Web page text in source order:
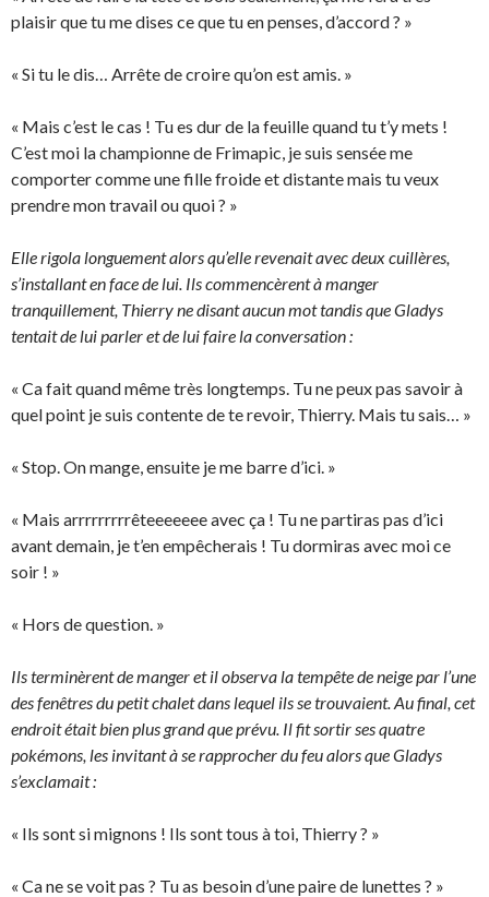
plaisir que tu me dises ce que tu en penses, d’accord ? »
« Si tu le dis… Arrête de croire qu’on est amis. »
« Mais c’est le cas ! Tu es dur de la feuille quand tu t’y mets !
C’est moi la championne de Frimapic, je suis sensée me
comporter comme une fille froide et distante mais tu veux
prendre mon travail ou quoi ? »
Elle rigola longuement alors qu’elle revenait avec deux cuillères,
s’installant en face de lui. Ils commencèrent à manger
tranquillement, Thierry ne disant aucun mot tandis que Gladys
tentait de lui parler et de lui faire la conversation :
« Ca fait quand même très longtemps. Tu ne peux pas savoir à
quel point je suis contente de te revoir, Thierry. Mais tu sais… »
« Stop. On mange, ensuite je me barre d’ici. »
« Mais arrrrrrrrrêteeeeeee avec ça ! Tu ne partiras pas d’ici
avant demain, je t’en empêcherais ! Tu dormiras avec moi ce
soir ! »
« Hors de question. »
Ils terminèrent de manger et il observa la tempête de neige par l’une
des fenêtres du petit chalet dans lequel ils se trouvaient. Au final, cet
endroit était bien plus grand que prévu. Il fit sortir ses quatre
pokémons, les invitant à se rapprocher du feu alors que Gladys
s’exclamait :
« Ils sont si mignons ! Ils sont tous à toi, Thierry ? »
« Ca ne se voit pas ? Tu as besoin d’une paire de lunettes ? »